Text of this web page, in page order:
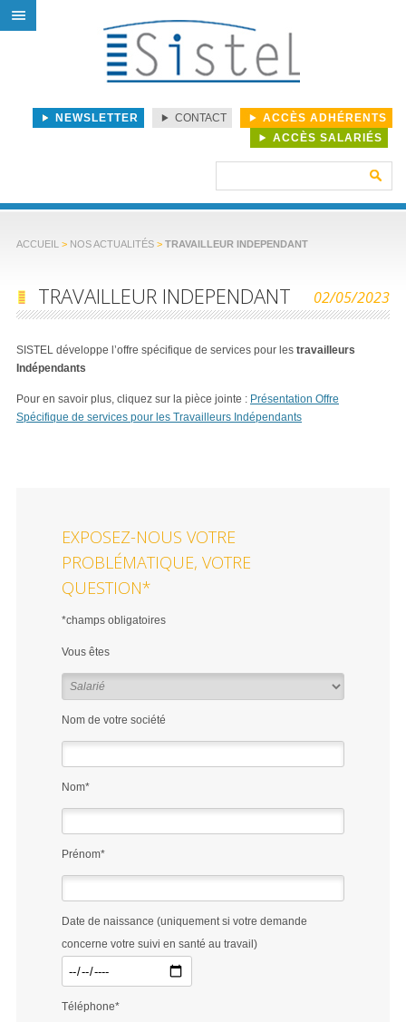
NEWSLETTER CONTACT
ACCÈS ADHÉRENTS
ACCÈS SALARIÉS
ACCUEIL > NOS ACTUALITÉS > TRAVAILLEUR INDEPENDANT
02/05/2023
TRAVAILLEUR INDEPENDANT
SISTEL développe l’offre spécifique de services pour les travailleurs
Indépendants
Pour en savoir plus, cliquez sur la pièce jointe : Présentation Offre
Spécifique de services pour les Travailleurs Indépendants
EXPOSEZ-NOUS VOTRE
PROBLÉMATIQUE, VOTRE
QUESTION*
*champs obligatoires
Vous êtes
Nom de votre société
Nom*
Prénom*
Date de naissance (uniquement si votre demande
concerne votre suivi en santé au travail)
Téléphone*